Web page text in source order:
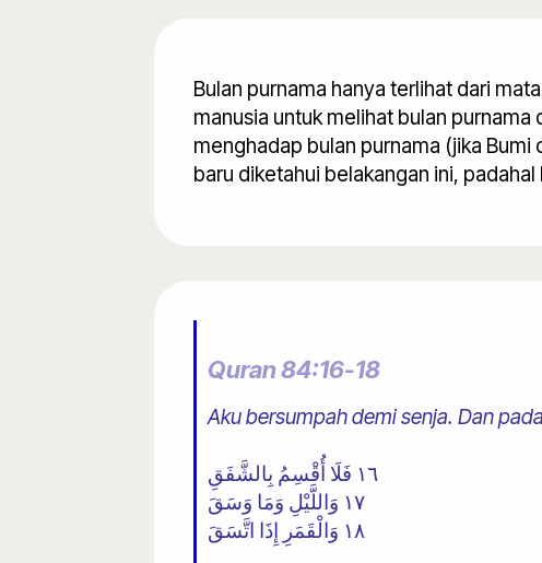
Bulan purnama hanya terlihat dari
manusia untuk melihat bulan
menghadap bulan purnama (jika Bumi
baru diketahui belakangan ini,
Quran 84:16-18
Aku bersumpah demi senja. Dan
١٦ فَلَا أُقْسِمُ بِالشَّفَقِ
١٧ وَاللَّيْلِ وَمَا وَسَقَ
١٨ وَالْقَمَرِ إِذَا اتَّسَقَ